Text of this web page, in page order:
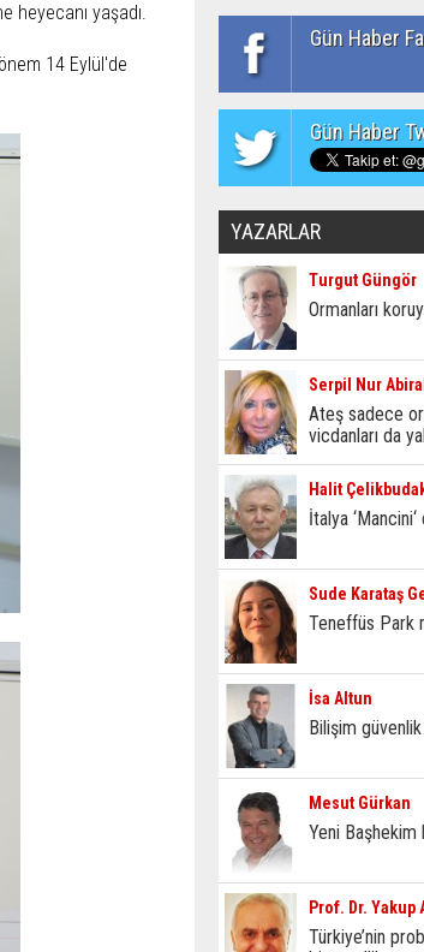
heyecanı yaşadı.
14 Eylül'de
Gün Haber
Gün Haber
YAZARLAR
Turgut Güngör
Ormanları
Serpil Nur Abiral
Ateş sadece
vicdanları da
Halit
İtalya
Sude Karataş
Teneffüs Park
İsa Altun
Bilişim güvenlik
Mesut Gürkan
Yeni Başhekim
Prof. Dr. Yakup
Türkiye’nin